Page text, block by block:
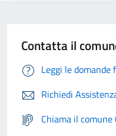
Contatta il
Leggi le domande
Richiedi
Chiama il